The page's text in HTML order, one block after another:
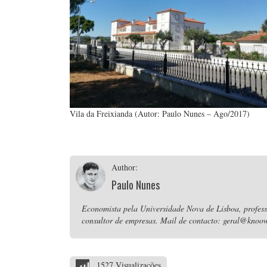
Vila da Freixianda (Autor: Paulo Nunes – Ago/2017)
Author:
Paulo Nunes
Economista pela Universidade Nova de Lisboa,
consultor de empresas. Mail de contacto: